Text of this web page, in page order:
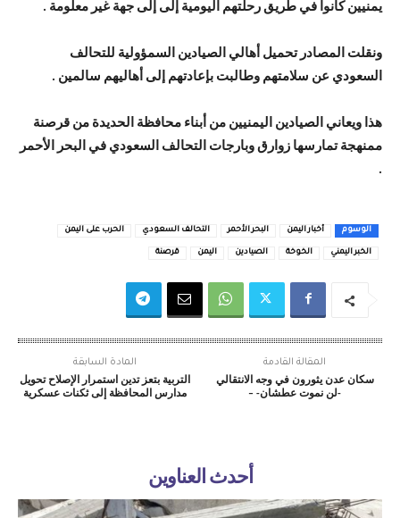
يمنيين كانوا في طريق رحلتهم اليومية إلى إلى جهة غير معلومة .
ونقلت المصادر تحميل أهالي الصيادين السمؤولية للتحالف
السعودي عن سلامتهم وطالبت بإعادتهم إلى أهاليهم سالمين .
هذا ويعاني الصيادين اليمنيين من أبناء محافظة الحديدة من قرصنة
ممنهجة تمارسها زوارق وبارجات التحالف السعودي في البحر الأحمر
.
الوسوم أخبار اليمن البحر الأحمر التحالف السعودي الحرب على اليمن
الخبر اليمني الخوخة الصيادين اليمن قرصنة
المادة السابقة
التربية بتعز تدين استمرار الإصلاح تحويل
مدارس المحافظة إلى ثكنات عسكرية
المقالة القادمة
سكان عدن يثورون في وجه الانتقالي
-لن نموت عطشان- –
أحدث العناوين